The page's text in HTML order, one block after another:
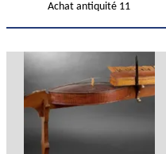
Achat antiquité 11